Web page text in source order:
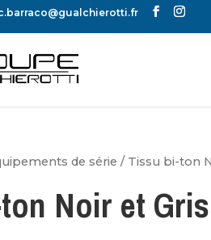
de série / Tissu bi-ton
Noir et